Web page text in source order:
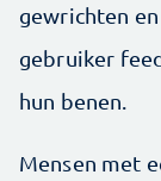
gewrichten
gebruiker
hun benen.
Mensen met